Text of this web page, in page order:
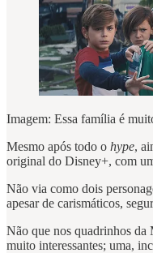
Imagem: Essa família é
Mesmo após todo o hype,
original do Disney+, com
Não via como dois
apesar de carismáticos,
Não que nos quadrinhos
muito interessantes; uma,